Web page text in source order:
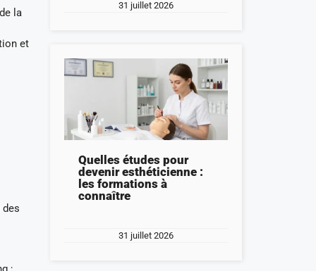
la
et
31 juillet 2026
Quelles études pour
devenir esthéticienne :
les formations à
connaître
31 juillet 2026